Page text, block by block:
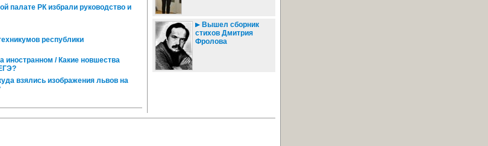
палате РК избрали руководство и
республики
иностранном / Какие новшества
взялись изображения львов на
Вышел сборник
стихов Дмитрия
Фролова